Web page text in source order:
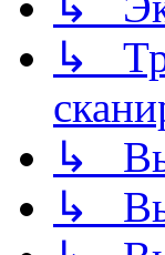
↳
↳
↳